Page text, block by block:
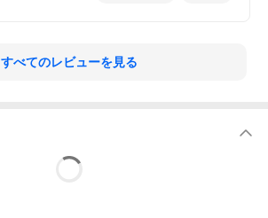
すべてのレビューを見る